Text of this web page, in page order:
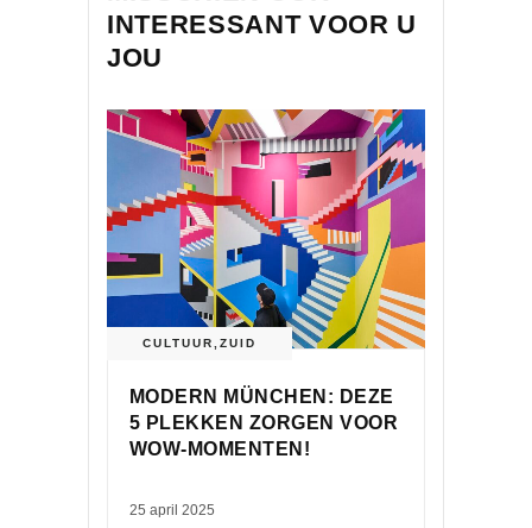
INTERESSANT VOOR U
JOU
CULTUUR,ZUID
MODERN MÜNCHEN: DEZE
5 PLEKKEN ZORGEN VOOR
WOW-MOMENTEN!
25 april 2025